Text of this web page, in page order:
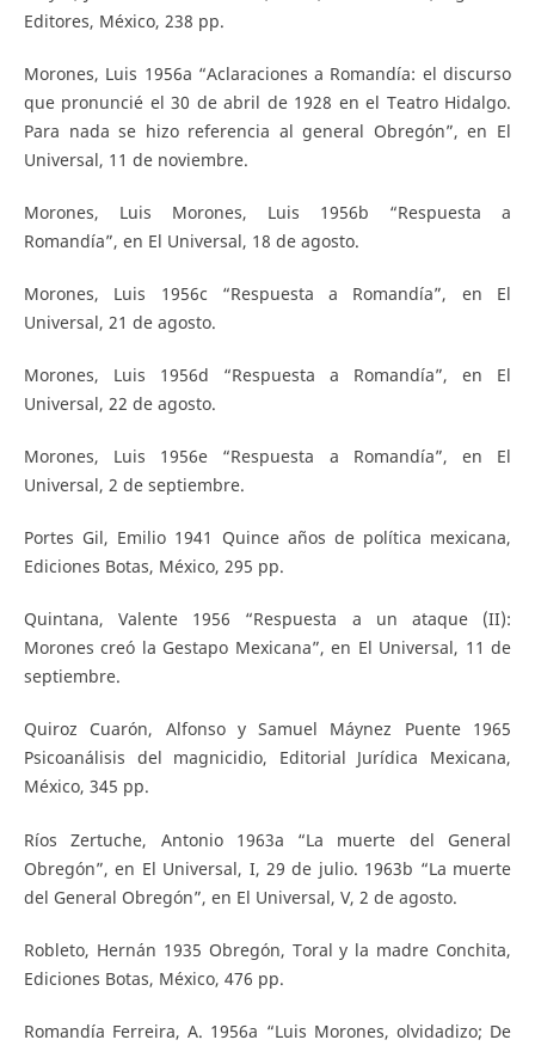
Editores, México, 238 pp.
Morones, Luis 1956a “Aclaraciones a Romandía: el discurso
que pronuncié el 30 de abril de 1928 en el Teatro Hidalgo.
Para nada se hizo referencia al general Obregón”, en El
Universal, 11 de noviembre.
Morones, Luis Morones, Luis 1956b “Respuesta a
Romandía”, en El Universal, 18 de agosto.
Morones, Luis 1956c “Respuesta a Romandía”, en El
Universal, 21 de agosto.
Morones, Luis 1956d “Respuesta a Romandía”, en El
Universal, 22 de agosto.
Morones, Luis 1956e “Respuesta a Romandía”, en El
Universal, 2 de septiembre.
Portes Gil, Emilio 1941 Quince años de política mexicana,
Ediciones Botas, México, 295 pp.
Quintana, Valente 1956 “Respuesta a un ataque (II):
Morones creó la Gestapo Mexicana”, en El Universal, 11 de
septiembre.
Quiroz Cuarón, Alfonso y Samuel Máynez Puente 1965
Psicoanálisis del magnicidio, Editorial Jurídica Mexicana,
México, 345 pp.
Ríos Zertuche, Antonio 1963a “La muerte del General
Obregón”, en El Universal, I, 29 de julio. 1963b “La muerte
del General Obregón”, en El Universal, V, 2 de agosto.
Robleto, Hernán 1935 Obregón, Toral y la madre Conchita,
Ediciones Botas, México, 476 pp.
Romandía Ferreira, A. 1956a “Luis Morones, olvidadizo; De